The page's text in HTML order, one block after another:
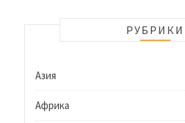
РУБРИКИ
Азия
Африка